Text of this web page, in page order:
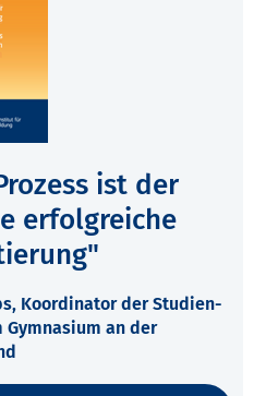
ist der
erfolgreiche
Koordinator der Studien-
an der